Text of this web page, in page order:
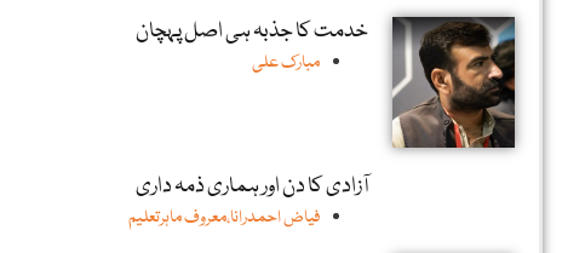
خدمت کا جذبہ ہی اصل پہچان
مبارک علی
آزادی کا دن اور ہماری ذمہ داری
فیاض احمدرانا،معروف ماہرتعلیم